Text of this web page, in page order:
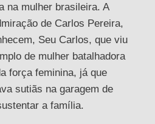
na mulher brasileira. A
de Carlos Pereira,
Seu Carlos, que viu
de mulher batalhadora
força feminina, já que
sutiãs na garagem de
a família.